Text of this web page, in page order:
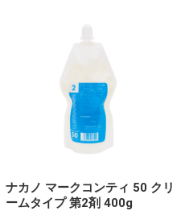
ナカノ マークコンティ 50 クリ
ームタイプ 第2剤 400g